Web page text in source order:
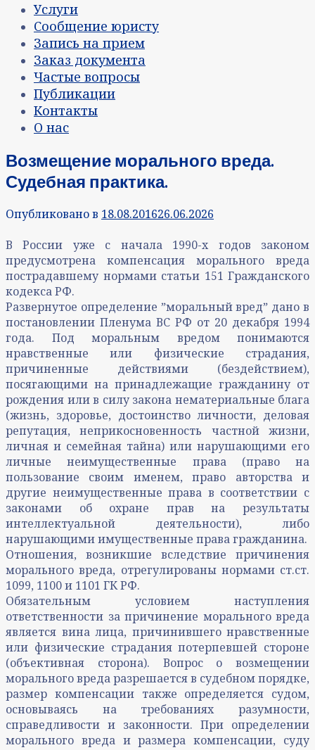
Услуги
Сообщение юристу
Запись на прием
Заказ документа
Частые вопросы
Публикации
Контакты
О нас
Возмещение морального вреда.
Судебная практика.
Опубликовано в 18.08.201626.06.2026
В России уже с начала 1990-х годов законом
предусмотрена компенсация морального вреда
пострадавшему нормами статьи 151 Гражданского
кодекса РФ.
Развернутое определение ˮморальный вредˮ дано в
постановлении Пленума ВС РФ от 20 декабря 1994
года. Под моральным вредом понимаются
нравственные или физические страдания,
причиненные действиями (бездействием),
посягающими на принадлежащие гражданину от
рождения или в силу закона нематериальные блага
(жизнь, здоровье, достоинство личности, деловая
репутация, неприкосновенность частной жизни,
личная и семейная тайна) или нарушающими его
личные неимущественные права (право на
пользование своим именем, право авторства и
другие неимущественные права в соответствии с
законами об охране прав на результаты
интеллектуальной деятельности), либо
нарушающими имущественные права гражданина.
Отношения, возникшие вследствие причинения
морального вреда, отрегулированы нормами ст.ст.
1099, 1100 и 1101 ГК РФ.
Обязательным условием наступления
ответственности за причинение морального вреда
является вина лица, причинившего нравственные
или физические страдания потерпевшей стороне
(объективная сторона). Вопрос о возмещении
морального вреда разрешается в судебном порядке,
размер компенсации также определяется судом,
основываясь на требованиях разумности,
справедливости и законности. При определении
морального вреда и размера компенсации, суду